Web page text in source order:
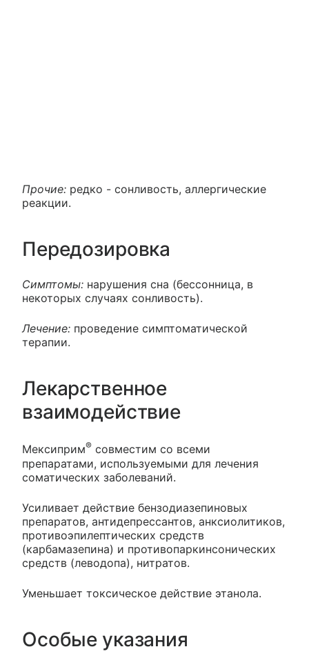
Прочие: редко - сонливость, аллергические
реакции.
Передозировка
Симптомы: нарушения сна (бессонница, в
некоторых случаях сонливость).
Лечение: проведение симптоматической
терапии.
Лекарственное
взаимодействие
Мексиприм® совместим со всеми
препаратами, используемыми для лечения
соматических заболеваний.
Усиливает действие бензодиазепиновых
препаратов, антидепрессантов, анксиолитиков,
противоэпилептических средств
(карбамазепина) и противопаркинсонических
средств (леводопа), нитратов.
Уменьшает токсическое действие этанола.
Особые указания